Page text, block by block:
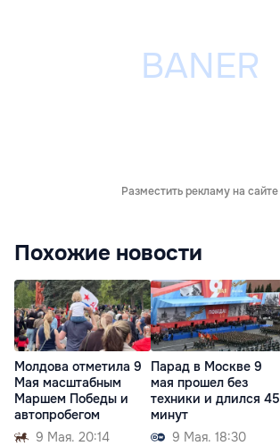
Разместить рекламу на сайте
Похожие новости
Молдова отметила 9
Мая масштабным
Маршем Победы и
автопробегом
9 Мая. 20:14
Парад в Москве 9
мая прошел без
техники и длился 45
минут
9 Мая. 18:30